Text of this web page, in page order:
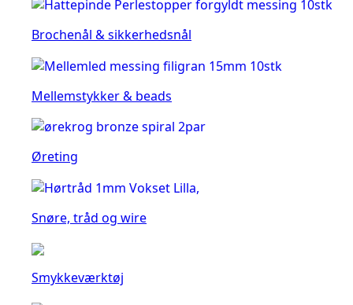
Brochenål & sikkerhedsnål
Mellemstykker & beads
Øreting
Snøre, tråd og wire
Smykkeværktøj